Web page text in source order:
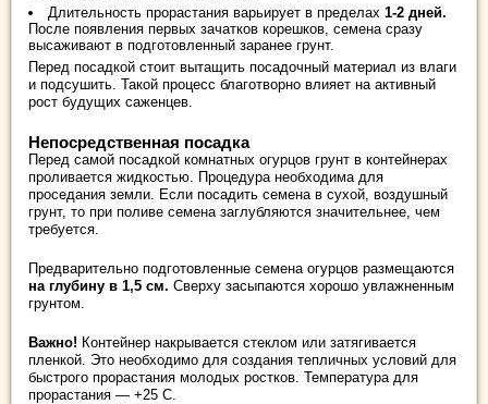
Длительность прорастания варьирует в пределах 1-2 дней.
После появления первых зачатков корешков, семена сразу
высаживают в подготовленный заранее грунт.
Перед посадкой стоит вытащить посадочный материал из влаги
и подсушить. Такой процесс благотворно влияет на активный
рост будущих саженцев.
Непосредственная посадка
Перед самой посадкой комнатных огурцов грунт в контейнерах
проливается жидкостью. Процедура необходима для
проседания земли. Если посадить семена в сухой, воздушный
грунт, то при поливе семена заглубляются значительнее, чем
требуется.
Предварительно подготовленные семена огурцов размещаются
на глубину в 1,5 см. Сверху засыпаются хорошо увлажненным
грунтом.
Важно! Контейнер накрывается стеклом или затягивается
пленкой. Это необходимо для создания тепличных условий для
быстрого прорастания молодых ростков. Температура для
прорастания — +25 С.